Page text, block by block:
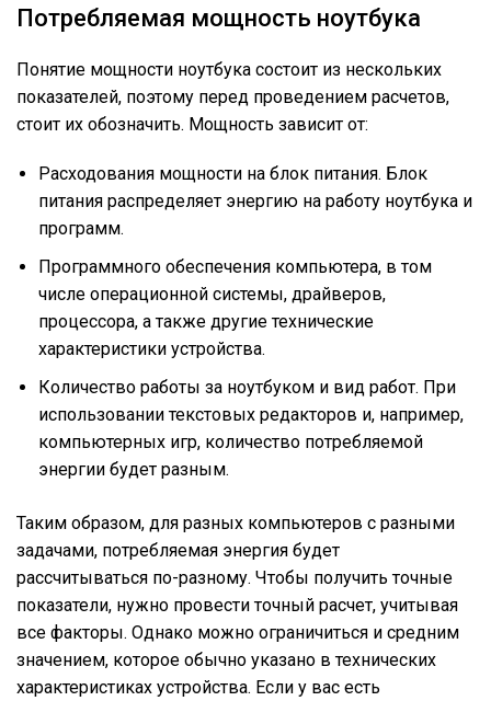
Потребляемая мощность ноутбука
Понятие мощности ноутбука состоит из нескольких
показателей, поэтому перед проведением расчетов,
стоит их обозначить. Мощность зависит от:
Расходования мощности на блок питания. Блок
питания распределяет энергию на работу ноутбука и
программ.
Программного обеспечения компьютера, в том
числе операционной системы, драйверов,
процессора, а также другие технические
характеристики устройства.
Количество работы за ноутбуком и вид работ. При
использовании текстовых редакторов и, например,
компьютерных игр, количество потребляемой
энергии будет разным.
Таким образом, для разных компьютеров с разными
задачами, потребляемая энергия будет
рассчитываться по-разному. Чтобы получить точные
показатели, нужно провести точный расчет, учитывая
все факторы. Однако можно ограничиться и средним
значением, которое обычно указано в технических
характеристиках устройства. Если у вас есть